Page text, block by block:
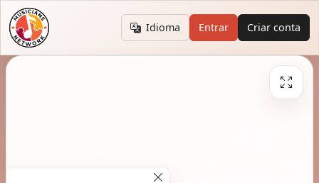
Idioma Entrar Criar conta